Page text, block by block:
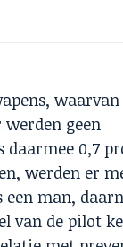
waarvan
werden geen
daarmee 0,7
werden er
een man,
van de pilot